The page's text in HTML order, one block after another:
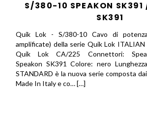
S/380-10 SPEAKON SK391
SK391
Quik Lok - S/380-10 Cavo di
amplificate) della serie Quik Lok ITALIAN
Quik Lok CA/225 Connettori:
Speakon SK391 Colore: nero
STANDARD è la nuova serie composta
Made In Italy e co… […]